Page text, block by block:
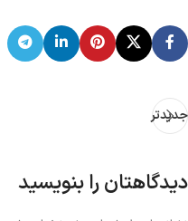
جدیدتر
دیدگاهتان را بنویسید